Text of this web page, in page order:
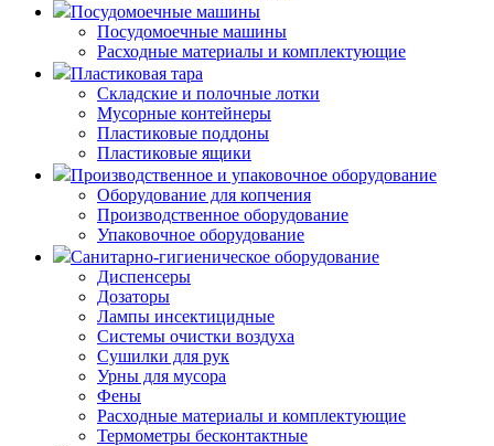
Посудомоечные машины
Посудомоечные машины
Расходные материалы и комплектующие
Пластиковая тара
Складские и полочные лотки
Мусорные контейнеры
Пластиковые поддоны
Пластиковые ящики
Производственное и упаковочное оборудование
Оборудование для копчения
Производственное оборудование
Упаковочное оборудование
Санитарно-гигиеническое оборудование
Диспенсеры
Дозаторы
Лампы инсектицидные
Системы очистки воздуха
Сушилки для рук
Урны для мусора
Фены
Расходные материалы и комплектующие
Термометры бесконтактные